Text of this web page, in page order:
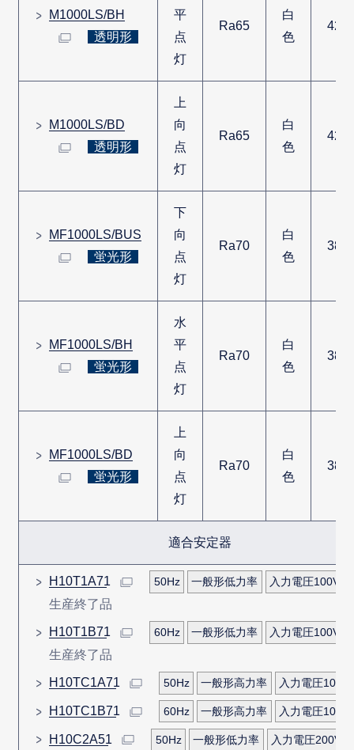
M1000LS/BH
透明形
平
点
灯
Ra65
白
色
M1000LS/BD
透明形
上
向
点
灯
Ra65
白
色
MF1000LS/BUS
蛍光形
下
向
点
灯
Ra70
白
色
MF1000LS/BH
蛍光形
水
平
点
灯
Ra70
白
色
MF1000LS/BD
蛍光形
上
向
点
灯
Ra70
白
色
適合安定器
H10T1A71 50Hz 一般形低力率 入力電圧100V
生産終了品
H10T1B71 60Hz 一般形低力率 入力電圧100V
生産終了品
H10TC1A71 50Hz 一般形高力率 入力電圧100V
H10TC1B71 60Hz 一般形高力率 入力電圧100V
H10C2A51 50Hz 一般形低力率 入力電圧200V